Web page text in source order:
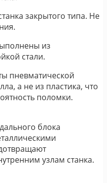
закрытого типа. Не
из
стали.
пневматической
а не из пластика, что
поломки.
блока
узлам станка.